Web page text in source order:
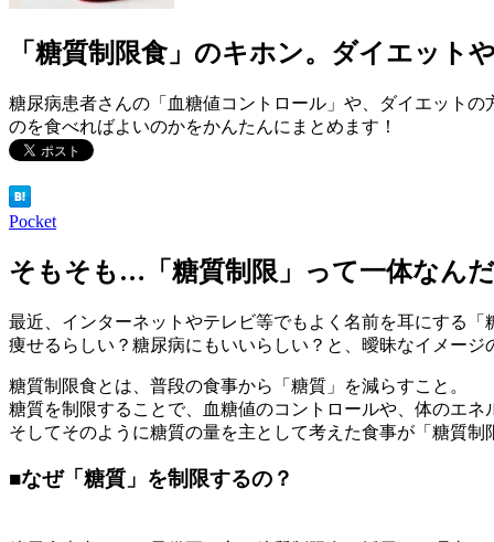
「糖質制限食」のキホン。ダイエット
糖尿病患者さんの「血糖値コントロール」や、ダイエット
のを食べればよいのかをかんたんにまとめます！
Pocket
そもそも…「糖質制限」って一体なん
最近、インターネットやテレビ等でもよく名前を耳にする「
痩せるらしい？糖尿病にもいいらしい？と、曖昧なイメー
糖質制限食とは、普段の食事から「糖質」を減らすこと。
糖質を制限することで、血糖値のコントロールや、体のエ
そしてそのように糖質の量を主として考えた食事が「糖質制
■なぜ「糖質」を制限するの？